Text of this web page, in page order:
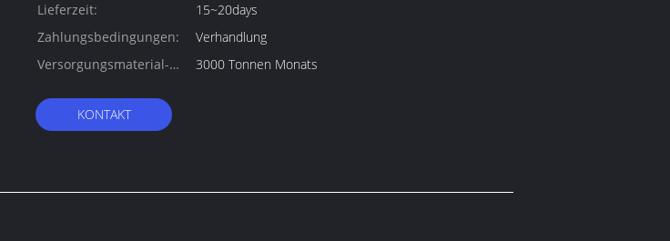
Lieferzeit:
15~20days
Zahlungsbedingungen:
Verhandlung
Versorgungsmaterial-
3000 Tonnen Monats
KONTAKT